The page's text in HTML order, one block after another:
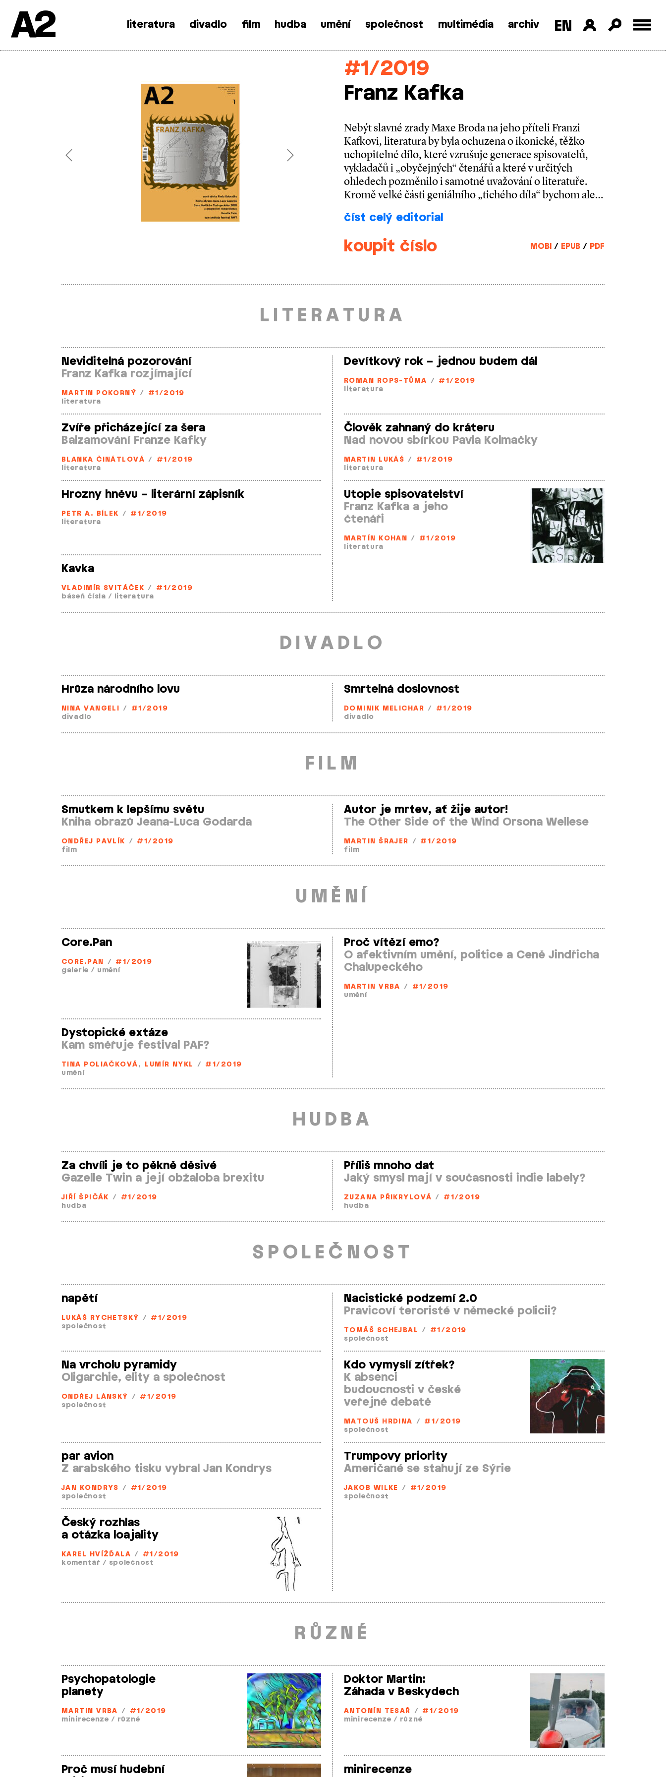
SkipA2 literatura divadlo film hudba umění společnost multimédia archiv
Previous Next
#1/2019
Franz Kafka
Nebýt slavné zrady Maxe Broda na jeho příteli Franzi
Kafkovi, literatura by byla ochuzena o ikonické, těžko
uchopitelné dílo, které vzrušuje generace spisovatelů,
vykladačů i „obyčejných“ čtenářů a které v určitých
ohledech pozměnilo i samotné uvažování o literatuře.
Kromě velké části geniálního „tichého díla“ bychom ale…
číst celý editorial
koupit číslo MOBI / EPUB / PDF
LITERATURA
Neviditelná pozorování
Franz Kafka rozjímající
MARTIN POKORNÝ /
#1/2019
literatura
Devítkový rok – jednou budem dál
ROMAN ROPS­-TŮMA / #1/2019
literatura
Zvíře přicházející za šera
Balzamování Franze Kafky
BLANKA ČINÁTLOVÁ /
#1/2019
literatura
Člověk zahnaný do kráteru
Nad novou sbírkou Pavla Kolmačky
MARTIN LUKÁŠ /
#1/2019
literatura
Hrozny hněvu – literární zápisník
PETR A. BÍLEK / #1/2019
literatura
Utopie spisovatelství
Franz Kafka a jeho
čtenáři
MARTÍN KOHAN /
#1/2019
literatura
Kavka
VLADIMÍR SVITÁČEK /
#1/2019
báseň čísla / literatura
DIVADLO
Hrůza národního lovu
NINA VANGELI /
#1/2019
divadlo
Smrtelná doslovnost
DOMINIK MELICHAR /
#1/2019
divadlo
FILM
Smutkem k lepšímu světu
Kniha obrazů Jeana­-Luca Godarda
ONDŘEJ PAVLÍK / #1/2019
film
Autor je mrtev, ať žije autor!
The Other Side of the Wind Orsona Wellese
MARTIN ŠRAJER / #1/2019
film
UMĚNÍ
Core.Pan
CORE.PAN / #1/2019
galerie / umění
Proč vítězí emo?
O afektivním umění, politice a Ceně Jindřicha
Chalupeckého
MARTIN VRBA /
#1/2019
umění
Dystopické extáze
Kam směřuje festival PAF?
TINA POLIAČKOVÁ, LUMÍR NYKL / #1/2019
umění
HUDBA
Za chvíli je to pěkně děsivé
Gazelle Twin a její obžaloba brexitu
JIŘÍ ŠPIČÁK /
#1/2019
hudba
Příliš mnoho dat
Jaký smysl mají v současnosti indie labely?
ZUZANA PŘIKRYLOVÁ /
#1/2019
hudba
SPOLEČNOST
napětí
LUKÁŠ RYCHETSKÝ / #1/2019
společnost
Nacistické podzemí 2.0
Pravicoví teroristé v německé policii?
TOMÁŠ SCHEJBAL /
#1/2019
společnost
Na vrcholu pyramidy
Oligarchie, elity a společnost
ONDŘEJ LÁNSKÝ / #1/2019
společnost
Kdo vymyslí zítřek?
K absenci
budoucnosti v české
veřejné debatě
MATOUŠ HRDINA / #1/2019
společnost
par avion
Z arabského tisku vybral Jan Kondrys
JAN KONDRYS /
#1/2019
společnost
Trumpovy priority
Američané se stahují ze Sýrie
JAKOB WILKE /
#1/2019
společnost
Český rozhlas
a otázka loajality
KAREL HVÍŽĎALA /
#1/2019
komentář / společnost
RŮZNÉ
Psychopatologie
planety
MARTIN VRBA /
#1/2019
minirecenze / různé
Doktor Martin:
Záhada v Beskydech
ANTONÍN TESAŘ / #1/2019
minirecenze / různé
Proč musí hudební
minirecenze